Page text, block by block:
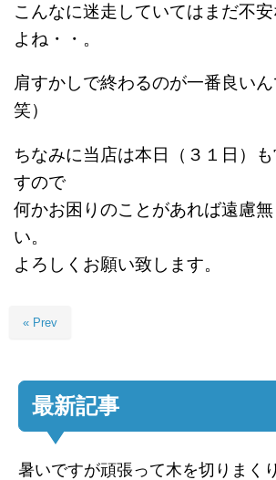
こんなに迷走していてはまだ不
よね・・。
肩すかしで終わるのが一番良い
笑）
ちなみに当店は本日（３１日）
すので
何かお困りのことがあれば遠慮
い。
よろしくお願い致します。
« Prev
最新記事
暑いですが頑張って木を切りまく